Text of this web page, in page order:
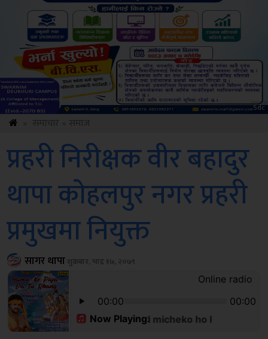
ksbus
प्रहरी निरीक्षक वीर बहादुर
थापा काेहलपुर नगर प्रहरी
प्रमुखमा नियुक्त
सागर थापाशुक्रबार, भाद्र १७, २०७९